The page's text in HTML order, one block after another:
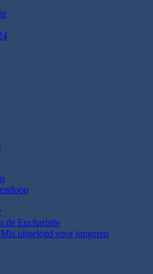
de Eucharistie
uitgelegd voor jongeren